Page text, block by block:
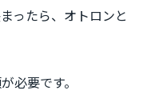
ったら、オトロンと
必要です。